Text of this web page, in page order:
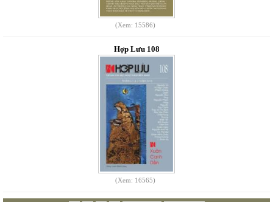
(Xem: 15586)
Hợp Lưu 108
(Xem: 16565)